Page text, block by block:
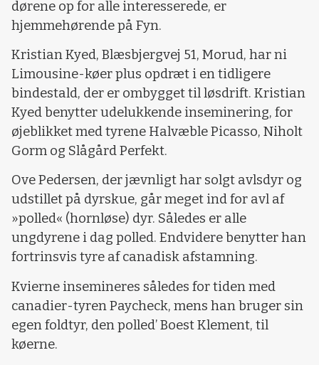
dørene op for alle interesserede, er
hjemmehørende på Fyn.
Kristian Kyed, Blæsbjergvej 51, Morud, har ni
Limousine-køer plus opdræt i en tidligere
bindestald, der er ombygget til løsdrift. Kristian
Kyed benytter udelukkende inseminering, for
øjeblikket med tyrene Halvæble Picasso, Niholt
Gorm og Slågård Perfekt.
Ove Pedersen, der jævnligt har solgt avlsdyr og
udstillet på dyrskue, går meget ind for avl af
»polled« (hornløse) dyr. Således er alle
ungdyrene i dag polled. Endvidere benytter han
fortrinsvis tyre af canadisk afstamning.
Kvierne insemineres således for tiden med
canadier-tyren Paycheck, mens han bruger sin
egen foldtyr, den polled’ Boest Klement, til
køerne.